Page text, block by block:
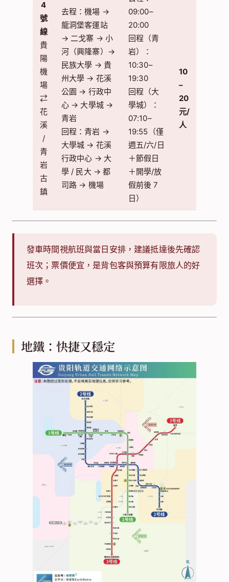
4
號
線
貴
陽
機
場
⇄
花
溪
/
青
岩
古
鎮
去程：機場 →
龍洞堡客運站
→ 二戈寨 → 小
河（興隆寨）→
民族大學 → 貴
州大學 → 花溪
公園 → 行政中
心 → 大學城 →
青岩
回程：青岩 →
大學城 → 花溪
行政中心 → 大
學 / 民大 → 都
司路 → 機場
09:00–
20:00
回程（青
岩）：
10:30–
19:30
回程（大
學城）：
07:10–
19:55（僅
週五/六/日
＋節假日
＋開學/放
假前後 7
日）
10
–
20
元/
人
發車時間視航班與當日安排，建議抵達後先確認
班次；票價便宜，是背包客與預算有限旅人的好
選擇。
地鐵：快捷又穩定